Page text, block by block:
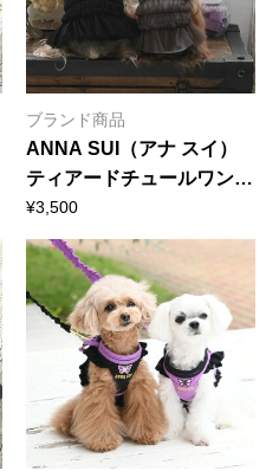
ブランド商品
ANNA SUI（アナ スイ）
ティアードチュールワンピ
ース
¥3,500